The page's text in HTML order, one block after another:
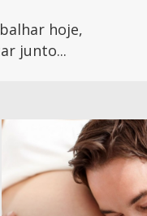
hoje,
junto...